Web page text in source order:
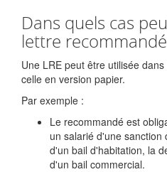
Dans quels cas
lettre
Une LRE peut être utilisée dans
celle en version papier.
Par exemple :
Le recommandé est
un salarié d'une sanction
d'un bail d'habitation, la
d'un bail commercial.